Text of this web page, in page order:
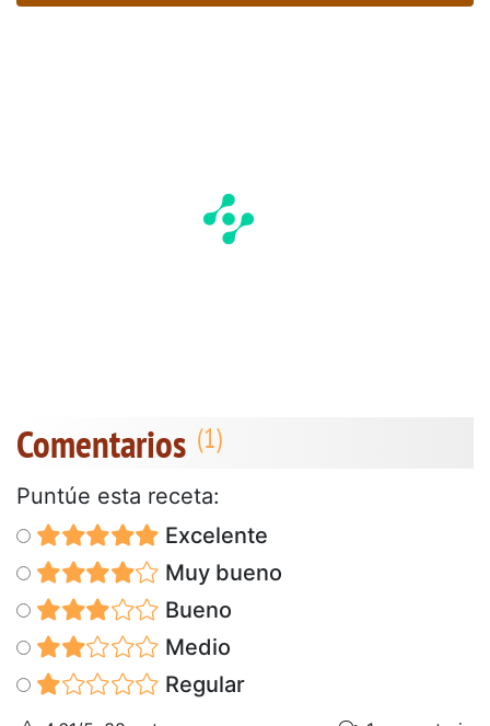
Comentarios
Puntúe esta receta:
Excelente
Muy bueno
Bueno
Medio
Regular